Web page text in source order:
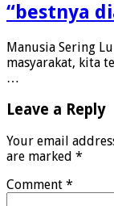
“bestnya
Manusia Sering
masyarakat, kita
…
Leave a Reply
Your email
are marked *
Comment *